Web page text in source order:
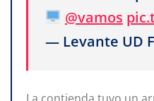
@vamos
— Levante UD